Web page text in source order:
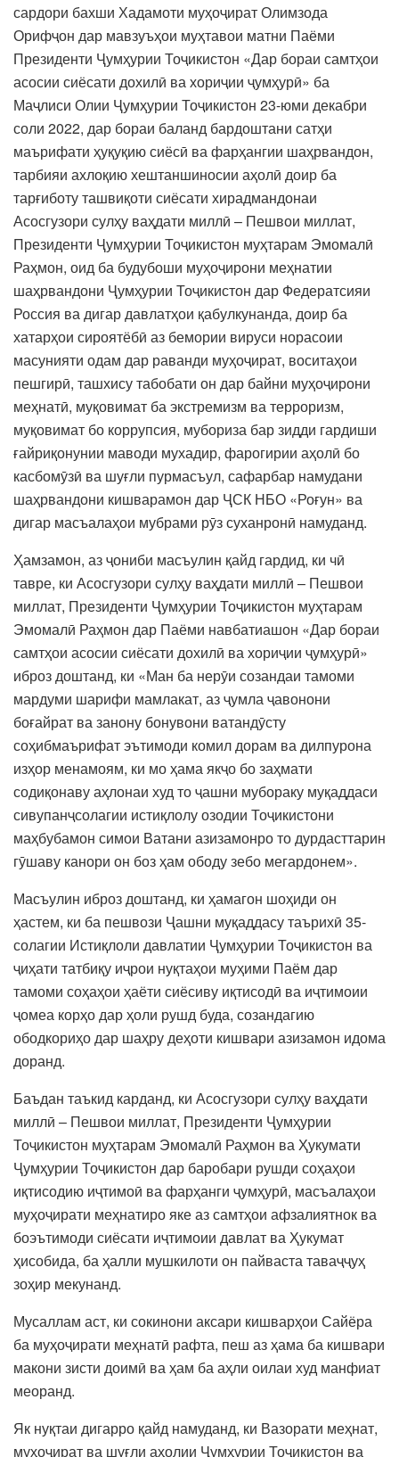
сардори бахши Хадамоти муҳоҷират Олимзода
Орифҷон дар мавзуъҳои муҳтавои матни Паёми
Президенти Ҷумҳурии Тоҷикистон «Дар бораи самтҳои
асосии сиёсати дохилӣ ва хориҷии ҷумҳурӣ» ба
Маҷлиси Олии Ҷумҳурии Тоҷикистон 23-юми декабри
соли 2022, дар бораи баланд бардоштани сатҳи
маърифати ҳуқуқию сиёсӣ ва фарҳангии шаҳрвандон,
тарбияи ахлоқию хештаншиносии аҳолӣ доир ба
тарғиботу ташвиқоти сиёсати хирадмандонаи
Асосгузори сулҳу ваҳдати миллӣ – Пешвои миллат,
Президенти Ҷумҳурии Тоҷикистон муҳтарам Эмомалӣ
Раҳмон, оид ба будубоши муҳоҷирони меҳнатии
шаҳрвандони Ҷумҳурии Тоҷикистон дар Федератсияи
Россия ва дигар давлатҳои қабулкунанда, доир ба
хатарҳои сироятёбӣ аз бемории вируси норасоии
масунияти одам дар раванди муҳоҷират, воситаҳои
пешгирӣ, ташхису табобати он дар байни муҳоҷирони
меҳнатӣ, муқовимат ба экстремизм ва терроризм,
муқовимат бо коррупсия, мубориза бар зидди гардиши
ғайриқонунии маводи мухадир, фарогирии аҳолӣ бо
касбомӯзӣ ва шуғли пурмасъул, сафарбар намудани
шаҳрвандони кишварамон дар ҶСК НБО «Роғун» ва
дигар масъалаҳои мубрами рӯз суханронӣ намуданд.
Ҳамзамон, аз ҷониби масъулин қайд гардид, ки чӣ
тавре, ки Асосгузори сулҳу ваҳдати миллӣ – Пешвои
миллат, Президенти Ҷумҳурии Тоҷикистон муҳтарам
Эмомалӣ Раҳмон дар Паёми навбатиашон «Дар бораи
самтҳои асосии сиёсати дохилӣ ва хориҷии ҷумҳурӣ»
иброз доштанд, ки «Ман ба нерӯи созандаи тамоми
мардуми шарифи мамлакат, аз ҷумла ҷавонони
боғайрат ва занону бонувони ватандӯсту
соҳибмаърифат эътимоди комил дорам ва дилпурона
изҳор менамоям, ки мо ҳама якҷо бо заҳмати
содиқонаву аҳлонаи худ то ҷашни мубораку муқаддаси
сивупанҷсолагии истиқлолу озодии Тоҷикистони
маҳбубамон симои Ватани азизамонро то дурдасттарин
гӯшаву канори он боз ҳам ободу зебо мегардонем».
Масъулин иброз доштанд, ки ҳамагон шоҳиди он
ҳастем, ки ба пешвози Ҷашни муқаддасу таърихӣ 35-
солагии Истиқлоли давлатии Ҷумҳурии Тоҷикистон ва
ҷиҳати татбиқу иҷрои нуқтаҳои муҳими Паём дар
тамоми соҳаҳои ҳаёти сиёсиву иқтисодӣ ва иҷтимоии
ҷомеа корҳо дар ҳоли рушд буда, созандагию
ободкориҳо дар шаҳру деҳоти кишвари азизамон идома
доранд.
Баъдан таъкид карданд, ки Асосгузори сулҳу ваҳдати
миллӣ – Пешвои миллат, Президенти Ҷумҳурии
Тоҷикистон муҳтарам Эмомалӣ Раҳмон ва Ҳукумати
Ҷумҳурии Тоҷикистон дар баробари рушди соҳаҳои
иқтисодию иҷтимоӣ ва фарҳанги ҷумҳурӣ, масъалаҳои
муҳоҷирати меҳнатиро яке аз самтҳои афзалиятнок ва
боэътимоди сиёсати иҷтимоии давлат ва Ҳукумат
ҳисобида, ба ҳалли мушкилоти он пайваста таваҷҷуҳ
зоҳир мекунанд.
Мусаллам аст, ки сокинони аксари кишварҳои Сайёра
ба муҳоҷирати меҳнатӣ рафта, пеш аз ҳама ба кишвари
макони зисти доимӣ ва ҳам ба аҳли оилаи худ манфиат
меоранд.
Як нуқтаи дигарро қайд намуданд, ки Вазорати меҳнат,
муҳоҷират ва шуғли аҳолии Ҷумҳурии Тоҷикистон ва